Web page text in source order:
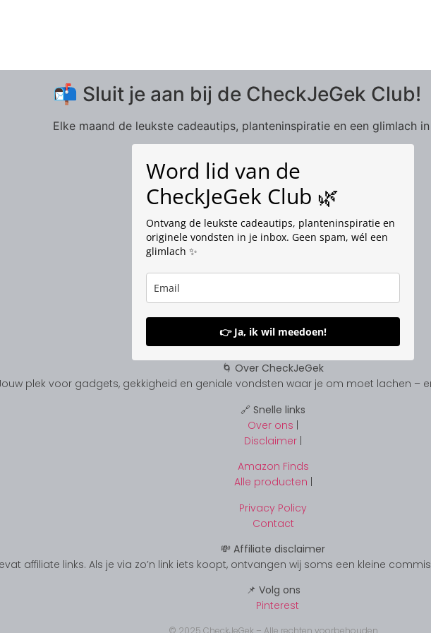
📬 Sluit je aan bij de CheckJeGek Club!
Elke maand de leukste cadeautips, planteninspiratie en een glimlach
Word lid van de
CheckJeGek Club 🌿
Ontvang de leukste cadeautips, planteninspiratie en
originele vondsten in je inbox. Geen spam, wél een
glimlach ✨
👉 Ja, ik wil meedoen!
🌀 Over CheckJeGek
plek voor gadgets, gekkigheid en geniale vondsten waar je om moet lachen –
🔗 Snelle links
Over ons |
Disclaimer |
Amazon Finds
Alle producten
Privacy Policy
Contact
💸 Affiliate disclaimer
affiliate links. Als je via zo’n link iets koopt, ontvangen wij soms een kleine
📌 Volg ons
Pinterest
© 2025 CheckJeGek – Alle rechten voorbehouden